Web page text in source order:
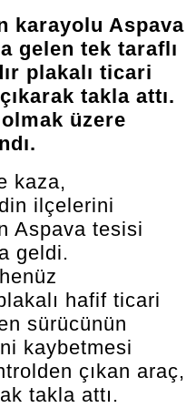
karayolu Aspava
gelen tek taraflı
plakalı ticari
takla attı.
olmak üzere
kaza,
ilçelerini
Aspava tesisi
geldi.
hafif ticari
sürücünün
kaybetmesi
çıkan araç,
takla attı.